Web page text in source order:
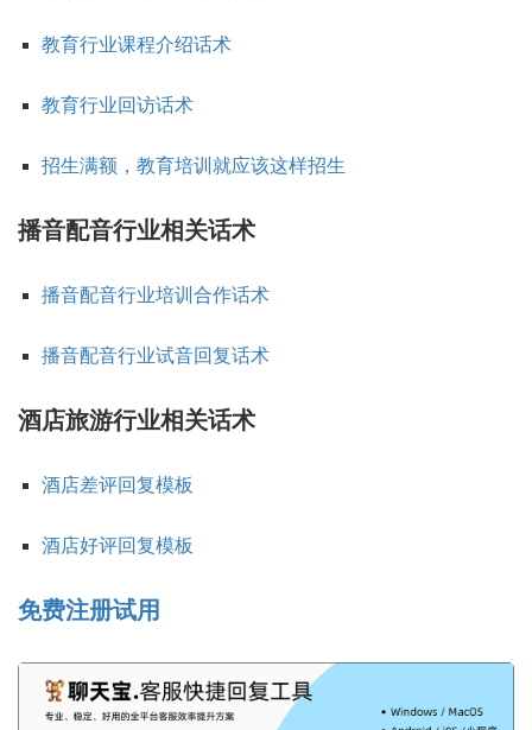
教育行业课程介绍话术
教育行业回访话术
招生满额，教育培训就应该这样招生
播音配音行业相关话术
播音配音行业培训合作话术
播音配音行业试音回复话术
酒店旅游行业相关话术
酒店差评回复模板
酒店好评回复模板
免费注册试用